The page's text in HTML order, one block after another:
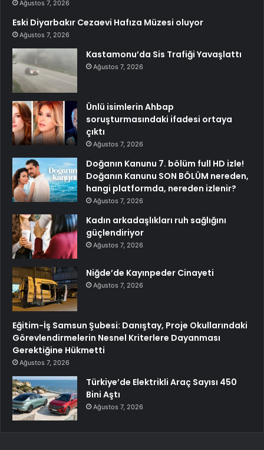
Ağustos 7, 2026
Eski Diyarbakır Cezaevi Hafıza Müzesi oluyor
Ağustos 7, 2026
Kastamonu’da Sis Trafiği Yavaşlattı
Ağustos 7, 2026
Ünlü isimlerin Ahbap
soruşturmasındaki ifadesi ortaya
çıktı
Ağustos 7, 2026
Doğanın Kanunu 7. bölüm full HD izle!
Doğanın Kanunu SON BÖLÜM nereden,
hangi platformda, nereden izlenir?
Ağustos 7, 2026
Kadın arkadaşlıkları ruh sağlığını
güçlendiriyor
Ağustos 7, 2026
Niğde’de Kayınpeder Cinayeti
Ağustos 7, 2026
Eğitim-İş Samsun Şubesi: Danıştay, Proje Okullarındaki
Görevlendirmelerin Nesnel Kriterlere Dayanması
Gerektiğine Hükmetti
Ağustos 7, 2026
Türkiye’de Elektrikli Araç Sayısı 450
Bini Aştı
Ağustos 7, 2026